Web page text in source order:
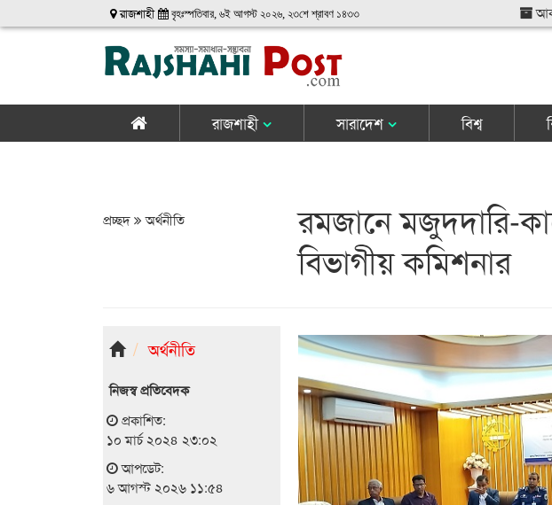
রাজশাহী বৃহঃস্পতিবার, ৬ই আগস্ট ২০২৬, ২৩শে শ্রাবণ ১৪৩৩
রাজশাহী সারাদেশ বিশ্ব
প্রচ্ছদ অর্থনীতি
রমজানে মজুদদারি-
বিভাগীয় কমিশনার
অর্থনীতি
নিজস্ব প্রতিবেদক
প্রকাশিত:
১০ মার্চ ২০২৪ ২৩:০২
আপডেট:
৬ আগস্ট ২০২৬ ১১:৫৪